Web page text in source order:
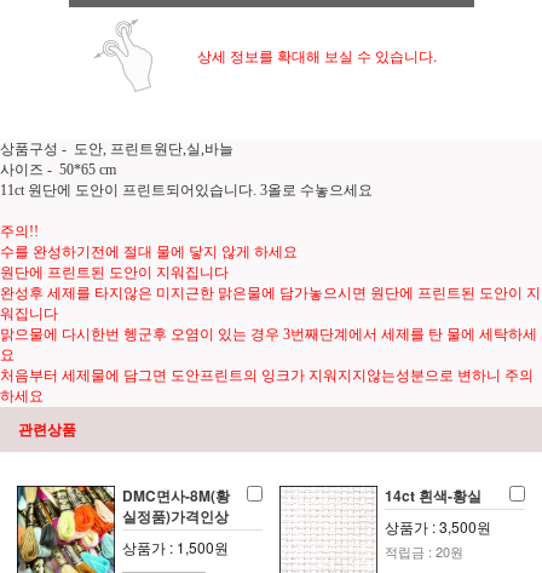
상세 정보를 확대해 보실 수 있습니다.
상품구성 - 도안, 프린트원단,실,바늘
사이즈 - 50*65 cm
11ct 원단에 도안이 프린트되어있습니다. 3올로 수놓으세요
주의!!
수를 완성하기전에 절대 물에 닿지 않게 하세요
원단에 프린트된 도안이 지워집니다
완성후 세제를 타지않은 미지근한 맑은물에 담가놓으시면 원단에 프린트된 도안이 지
워집니다
맑으물에 다시한번 헹군후 오염이 있는 경우 3번째단계에서 세제를 탄 물에 세탁하세
요
처음부터 세제물에 담그면 도안프린트의 잉크가 지워지지않는성분으로 변하니 주의
하세요
관련상품
DMC면사-8M(황
실정품)가격인상
상품가 : 1,500원
14ct 흰색-황실
상품가 : 3,500원
적립금 : 20원